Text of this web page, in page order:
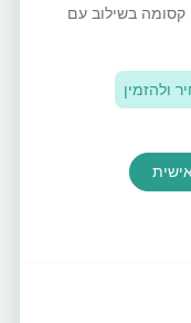
קסומה בשילוב עם
ולהזמין